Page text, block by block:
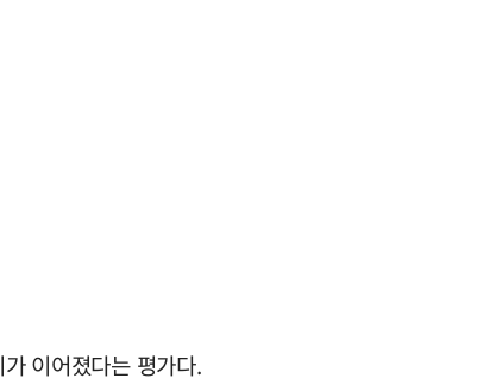
이어졌다는 평가다.